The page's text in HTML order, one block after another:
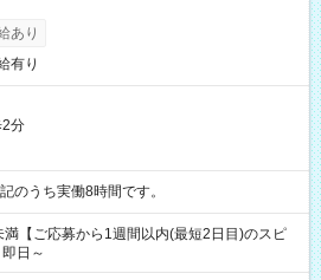
あり
有り
2分
※表記のうち実働8時間です。
満【ご応募から1週間以内(最短2日目)のスピ
日～